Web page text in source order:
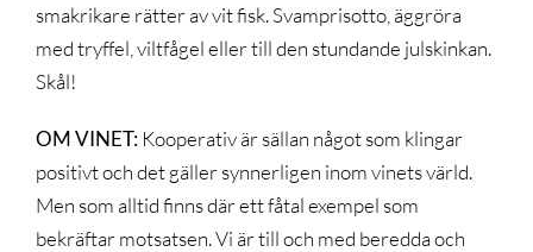
smakrikare rätter av vit fisk. Svamprisotto, äggröra
med tryffel, viltfågel eller till den stundande julskinkan.
Skål!
OM VINET: Kooperativ är sällan något som klingar
positivt och det gäller synnerligen inom vinets värld.
Men som alltid finns där ett fåtal exempel som
bekräftar motsatsen. Vi är till och med beredda och